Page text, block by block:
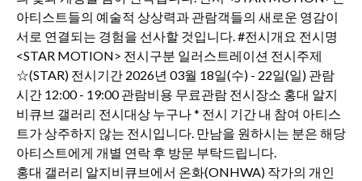
홍대 갤러리 알지비큐브에서 온화(ONHWA) 작가의 개인